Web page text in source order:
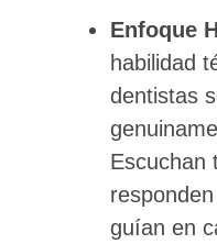
Enfoque
habilidad
dentistas
Escuchan
guían en